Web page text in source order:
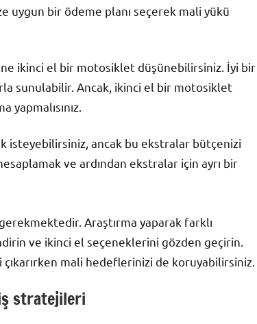
uygun bir ödeme planı seçerek mali yükü
ikinci el bir motosiklet düşünebilirsiniz. İyi bir
sunulabilir. Ancak, ikinci el bir motosiklet
isteyebilirsiniz, ancak bu ekstralar bütçenizi
ve ardından ekstralar için ayrı bir
Araştırma yaparak farklı
ve ikinci el seçeneklerini gözden geçirin.
mali hedeflerinizi de koruyabilirsiniz.
stratejileri